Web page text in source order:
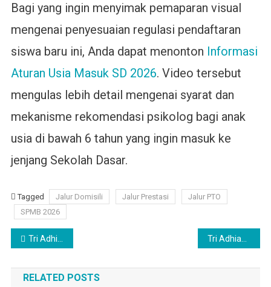
Bagi yang ingin menyimak pemaparan visual
mengenai penyesuaian regulasi pendaftaran
siswa baru ini, Anda dapat menonton Informasi
Aturan Usia Masuk SD 2026. Video tersebut
mengulas lebih detail mengenai syarat dan
mekanisme rekomendasi psikolog bagi anak
usia di bawah 6 tahun yang ingin masuk ke
jenjang Sekolah Dasar.
Tagged Jalur Domisili Jalur Prestasi
Jalur PTO
SPMB 2026
Navigasi
pos
Tri Adhianto Ajak Karang Taruna Kota Bekasi Siap Bersaing Global
RELATED POSTS